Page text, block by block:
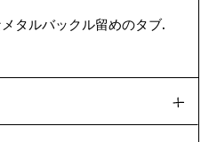
タルバックル留めのタブ.